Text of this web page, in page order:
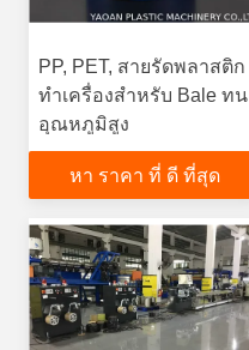
PP, PET, สายรัดพลาสติก
ทำเครื่องสำหรับ Bale ทน
อุณหภูมิสูง
หา ราคา ที่ ดี ที่สุด